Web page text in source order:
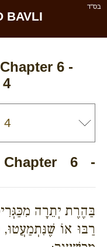
בס''ד
BAVLI
6 -
Chapter 6 -
בַּהֶרֶת יְתֵרָה
רַבּוּ אוֹ